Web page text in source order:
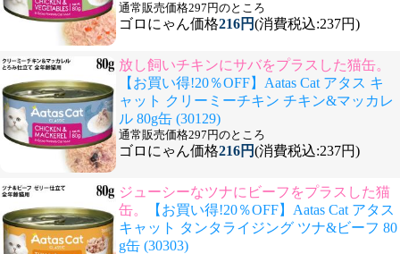
通常販売価格297円のところ
ゴロにゃん価格216円(消費税込:237円)
放し飼いチキンにサバをプラスした猫缶。
【お買い得!20％OFF】Aatas Cat アタス キ
ャット クリーミーチキン チキン&マッカレ
ル 80g缶 (30129)
通常販売価格297円のところ
ゴロにゃん価格216円(消費税込:237円)
ジューシーなツナにビーフをプラスした猫
缶。
【お買い得!20％OFF】Aatas Cat アタス
キャット タンタライジング ツナ&ビーフ 80
g缶 (30303)